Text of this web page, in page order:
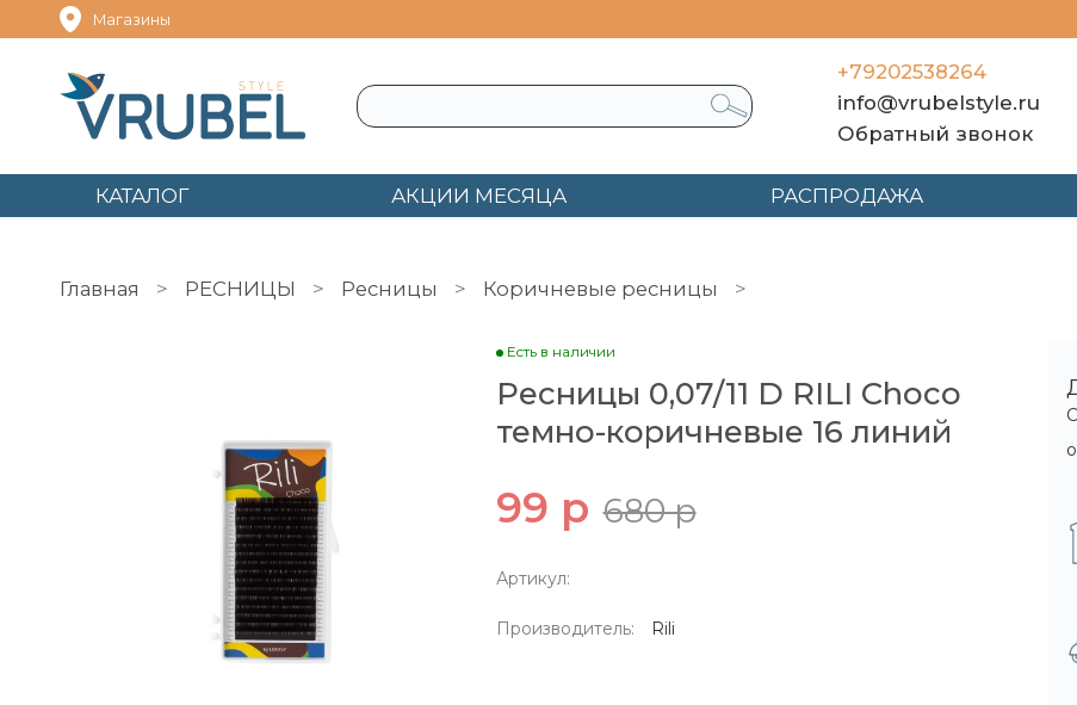
Магазины
+79202538264
info@vrubelstyle.ru
Обратный звонок
КАТАЛОГ АКЦИИ МЕСЯЦА РАСПРОДАЖА
Главная РЕСНИЦЫ Ресницы Коричневые ресницы
Есть в наличии
Ресницы 0,07/11 D RILI Choco
темно-коричневые 16 линий
99 р 680 р
Артикул:
Производитель: Rili